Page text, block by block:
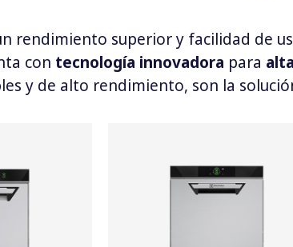
rendimiento superior y facilidad de
con tecnología innovadora para
y de alto rendimiento, son la